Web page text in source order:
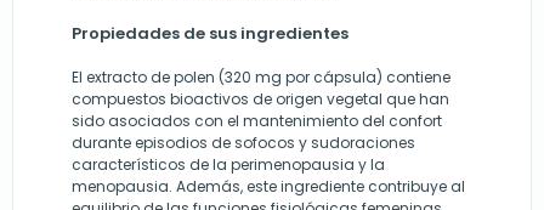
Propiedades de sus ingredientes
El extracto de polen (320 mg por cápsula) contiene
compuestos bioactivos de origen vegetal que han
sido asociados con el mantenimiento del confort
durante episodios de sofocos y sudoraciones
característicos de la perimenopausia y la
menopausia. Además, este ingrediente contribuye al